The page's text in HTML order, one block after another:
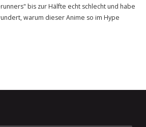
bis zur Hälfte echt schlecht und habe
warum dieser Anime so im Hype